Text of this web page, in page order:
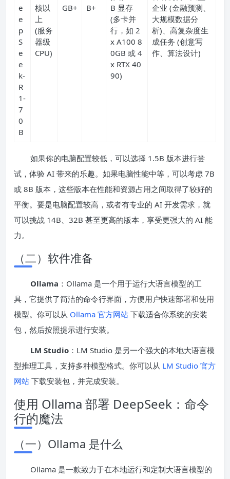
e
e
p
S
e
e
k-
R
1-
7
0
B
核以
上
(服务
器级
CPU)
GB+
B+
B 显存
(多卡并
行，如 2
x A100 8
0GB 或 4
x RTX 40
90)
企业 (金融预测、
大规模数据分
析)、高复杂度生
成任务 (创意写
作、算法设计)
如果你的电脑配置较低，可以选择 1.5B 版本进行尝
试，体验 AI 带来的乐趣。如果电脑性能中等，可以考虑 7B
或 8B 版本，这些版本在性能和资源占用之间取得了较好的
平衡。要是电脑配置较高，或者有专业的 AI 开发需求，就
可以挑战 14B、32B 甚至更高的版本，享受更强大的 AI 能
力。
（二）软件准备
Ollama ：Ollama 是一个用于运行大语言模型的工
具，它提供了简洁的命令行界面，方便用户快速部署和使用
模型。你可以从 Ollama 官方网站 下载适合你系统的安装
包，然后按照提示进行安装。
LM Studio ：LM Studio 是另一个强大的本地大语言模
型推理工具，支持多种模型格式。你可以从 LM Studio 官方
网站 下载安装包，并完成安装。
使用 Ollama 部署 DeepSeek：命令
行的魔法
（一）Ollama 是什么
Ollama 是一款致力于在本地运行和定制大语言模型的